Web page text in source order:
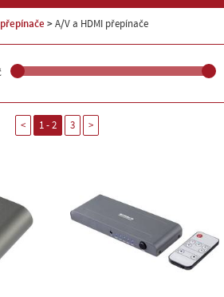
A/V a HDMI přepínače
< 1 - 2 3 >